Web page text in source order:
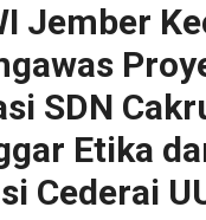
Jember
SDN
Etika
Cederai